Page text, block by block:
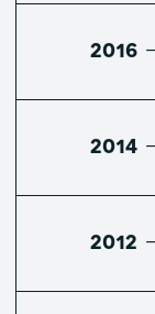
2016
2014
2012